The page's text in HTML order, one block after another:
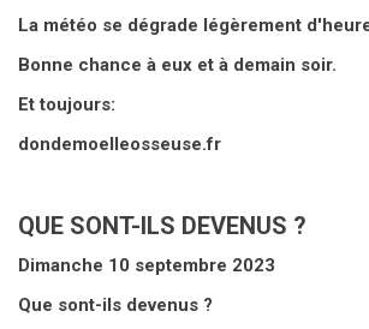
La météo se dégrade légèrement
Bonne chance à eux et à demain soir.
Et toujours:
dondemoelleosseuse.fr
QUE SONT-ILS DEVENUS ?
Dimanche 10 septembre 2023
Que sont-ils devenus ?